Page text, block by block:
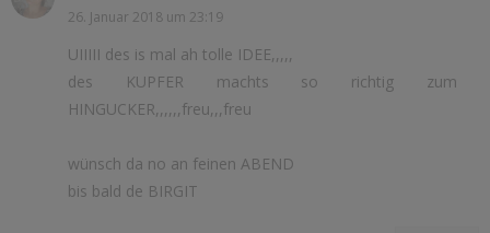
26. Januar 2018 um 23:19
UIIIII des is mal ah tolle IDEE,,,,,
des KUPFER machts so richtig zum
HINGUCKER,,,,,,freu,,,freu
wünsch da no an feinen ABEND
bis bald de BIRGIT